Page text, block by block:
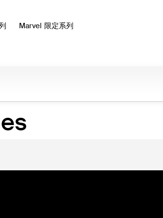
Marvel 限定系列